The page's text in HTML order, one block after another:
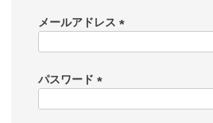
メールアドレス
)
パスワード